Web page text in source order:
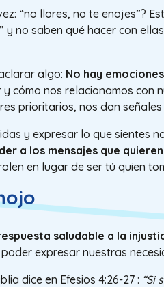
“no llores, no te enojes”?
y no saben qué hacer con
algo: No hay
cómo nos relacionamos con
prioritarios, nos dan
y expresar lo que sientes
a los mensajes que
en lugar de ser tú quien
saludable a la
expresar nuestras
dice en Efesios 4:26-27 : “Si